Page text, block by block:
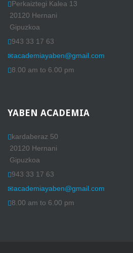
Perkaiztegi Kalea 13
20120 Hernani
Gipuzkoa
943 33 17 63
academiayaben@gmail.com
8.00 am to 6.00 pm
YABEN ACADEMIA
kardaberaz 50
20120 Hernani
Gipuzkoa
943 33 17 63
academiayaben@gmail.com
8.00 am to 6.00 pm